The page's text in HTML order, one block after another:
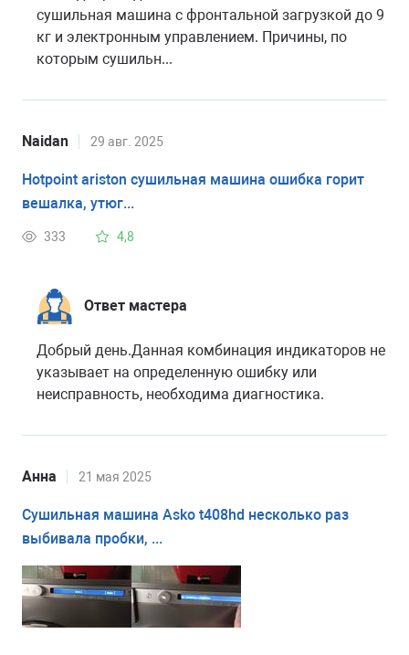
сушильная машина с фронтальной загрузкой до 9
кг и электронным управлением. Причины, по
которым сушильн...
Naidan 29 авг. 2025
Hotpoint ariston сушильная машина ошибка горит
вешалка, утюг...
333 4,8
Ответ мастера
Добрый день.Данная комбинация индикаторов не
указывает на определенную ошибку или
неисправность, необходима диагностика.
Анна 21 мая 2025
Сушильная машина Asko t408hd несколько раз
выбивала пробки, ...